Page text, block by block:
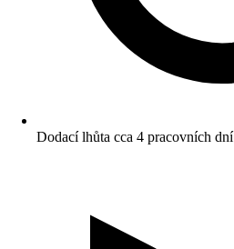
Dodací lhůta cca 4 pracovních dní